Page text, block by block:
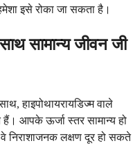
इसे रोका जा सकता है।
सामान्य जीवन जी
हाइपोथायरायडिज्म वाले
आपके ऊर्जा स्तर सामान्य हो
लक्षण दूर हो सकते